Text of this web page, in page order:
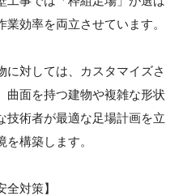
効率を両立させています。
に対しては、カスタマイズさ
曲面を持つ建物や複雑な形状
技術者が最適な足場計画を立
構築します。
全対策】